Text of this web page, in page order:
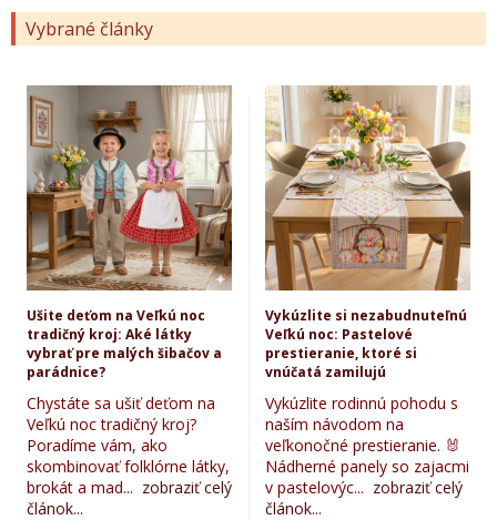
Vybrané články
Ušite deťom na Veľkú noc
tradičný kroj: Aké látky
vybrať pre malých šibačov a
parádnice?
Chystáte sa ušiť deťom na
Veľkú noc tradičný kroj?
Poradíme vám, ako
skombinovať folklórne látky,
brokát a mad... zobraziť celý
článok...
Vykúzlite si nezabudnuteľnú
Veľkú noc: Pastelové
prestieranie, ktoré si
vnúčatá zamilujú
Vykúzlite rodinnú pohodu s
naším návodom na
veľkonočné prestieranie. 🐰
Nádherné panely so zajacmi
v pastelovýc... zobraziť celý
článok...